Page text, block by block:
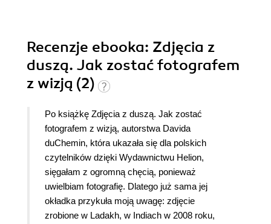
Recenzje ebooka: Zdjęcia z
duszą. Jak zostać fotografem
z wizją (2)
Po książkę Zdjęcia z duszą. Jak zostać
fotografem z wizją, autorstwa Davida
duChemin, która ukazała się dla polskich
czytelników dzięki Wydawnictwu Helion,
sięgałam z ogromną chęcią, ponieważ
uwielbiam fotografię. Dlatego już sama jej
okładka przykuła moją uwagę: zdjęcie
zrobione w Ladakh, w Indiach w 2008 roku,